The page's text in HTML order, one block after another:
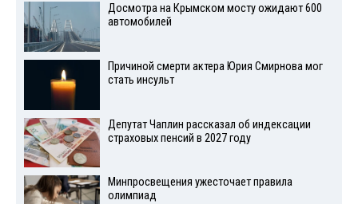
Досмотра на Крымском мосту ожидают 600
автомобилей
Причиной смерти актера Юрия Смирнова мог
стать инсульт
Депутат Чаплин рассказал об индексации
страховых пенсий в 2027 году
Минпросвещения ужесточает правила
олимпиад